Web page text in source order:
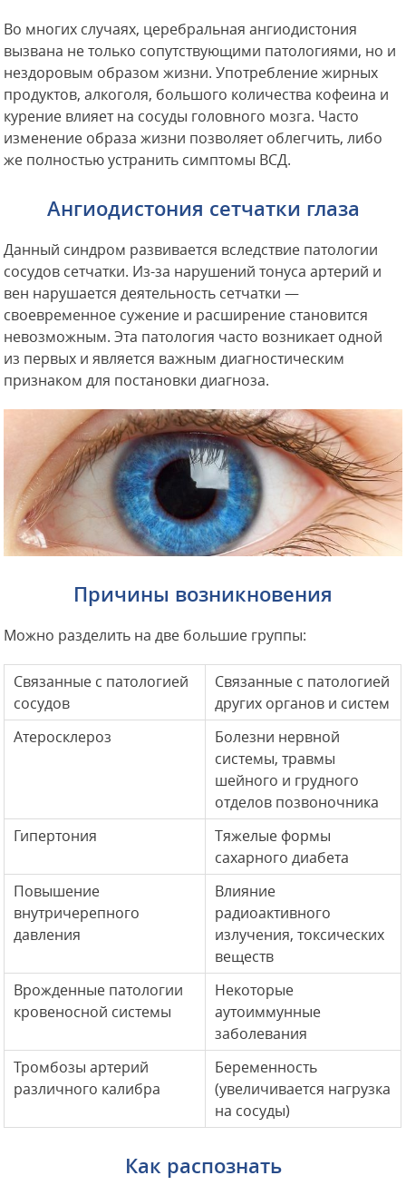
Во многих случаях, церебральная ангиодистония
вызвана не только сопутствующими патологиями, но и
нездоровым образом жизни. Употребление жирных
продуктов, алкоголя, большого количества кофеина и
курение влияет на сосуды головного мозга. Часто
изменение образа жизни позволяет облегчить, либо
же полностью устранить симптомы ВСД.
Ангиодистония сетчатки глаза
Данный синдром развивается вследствие патологии
сосудов сетчатки. Из-за нарушений тонуса артерий и
вен нарушается деятельность сетчатки —
своевременное сужение и расширение становится
невозможным. Эта патология часто возникает одной
из первых и является важным диагностическим
признаком для постановки диагноза.
Причины возникновения
Можно разделить на две большие группы:
Связанные с патологией
сосудов
Связанные с патологией
других органов и систем
Атеросклероз
Болезни нервной
системы, травмы
шейного и грудного
отделов позвоночника
Гипертония
Тяжелые формы
сахарного диабета
Повышение
внутричерепного
давления
Влияние
радиоактивного
излучения, токсических
веществ
Врожденные патологии
кровеносной системы
Некоторые
аутоиммунные
заболевания
Тромбозы артерий
различного калибра
Беременность
(увеличивается нагрузка
на сосуды)
Как распознать